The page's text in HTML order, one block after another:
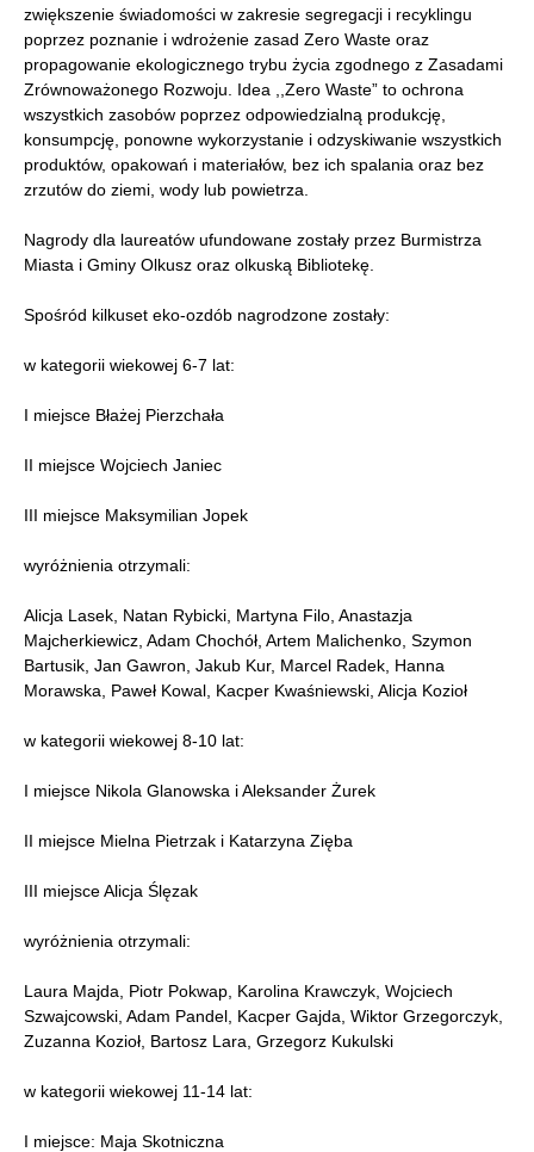
zwiększenie świadomości w zakresie segregacji i recyklingu
poprzez poznanie i wdrożenie zasad Zero Waste oraz
propagowanie ekologicznego trybu życia zgodnego z Zasadami
Zrównoważonego Rozwoju. Idea ,,Zero Waste” to ochrona
wszystkich zasobów poprzez odpowiedzialną produkcję,
konsumpcję, ponowne wykorzystanie i odzyskiwanie wszystkich
produktów, opakowań i materiałów, bez ich spalania oraz bez
zrzutów do ziemi, wody lub powietrza.
Nagrody dla laureatów ufundowane zostały przez Burmistrza
Miasta i Gminy Olkusz oraz olkuską Bibliotekę.
Spośród kilkuset eko-ozdób nagrodzone zostały:
w kategorii wiekowej 6-7 lat:
I miejsce Błażej Pierzchała
II miejsce Wojciech Janiec
III miejsce Maksymilian Jopek
wyróżnienia otrzymali:
Alicja Lasek, Natan Rybicki, Martyna Filo, Anastazja
Majcherkiewicz, Adam Chochół, Artem Malichenko, Szymon
Bartusik, Jan Gawron, Jakub Kur, Marcel Radek, Hanna
Morawska, Paweł Kowal, Kacper Kwaśniewski, Alicja Kozioł
w kategorii wiekowej 8-10 lat:
I miejsce Nikola Glanowska i Aleksander Żurek
II miejsce Mielna Pietrzak i Katarzyna Zięba
III miejsce Alicja Ślęzak
wyróżnienia otrzymali:
Laura Majda, Piotr Pokwap, Karolina Krawczyk, Wojciech
Szwajcowski, Adam Pandel, Kacper Gajda, Wiktor Grzegorczyk,
Zuzanna Kozioł, Bartosz Lara, Grzegorz Kukulski
w kategorii wiekowej 11-14 lat:
I miejsce: Maja Skotniczna